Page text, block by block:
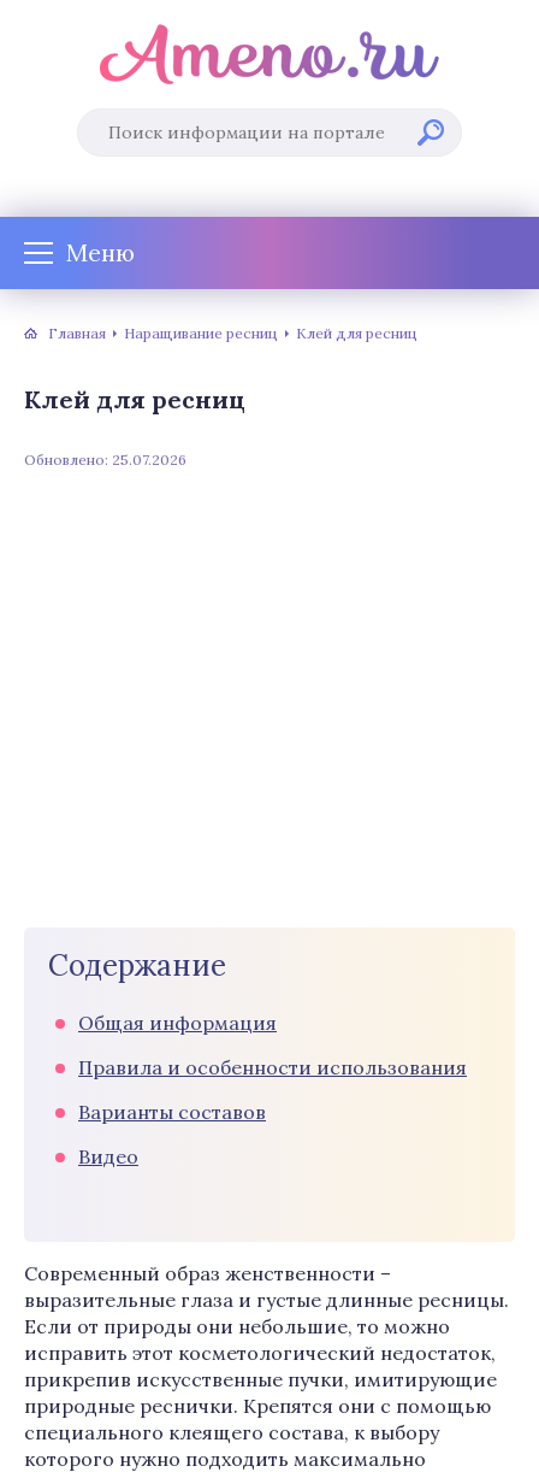
Меню
Главная Наращивание ресниц Клей для ресниц
Клей для ресниц
Обновлено: 25.07.2026
Содержание
Общая информация
Правила и особенности использования
Варианты составов
Видео
Современный образ женственности –
выразительные глаза и густые длинные ресницы.
Если от природы они небольшие, то можно
исправить этот косметологический недостаток,
прикрепив искусственные пучки, имитирующие
природные реснички. Крепятся они с помощью
специального клеящего состава, к выбору
которого нужно подходить максимально